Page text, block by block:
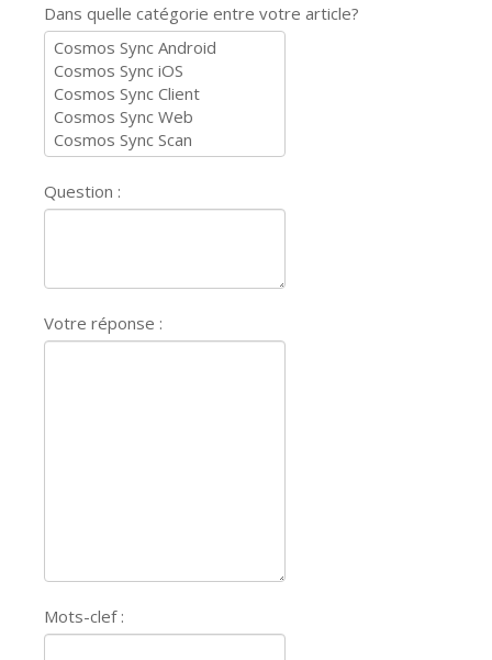
Dans quelle catégorie entre votre article?
Question :
Votre réponse :
Mots-clef :